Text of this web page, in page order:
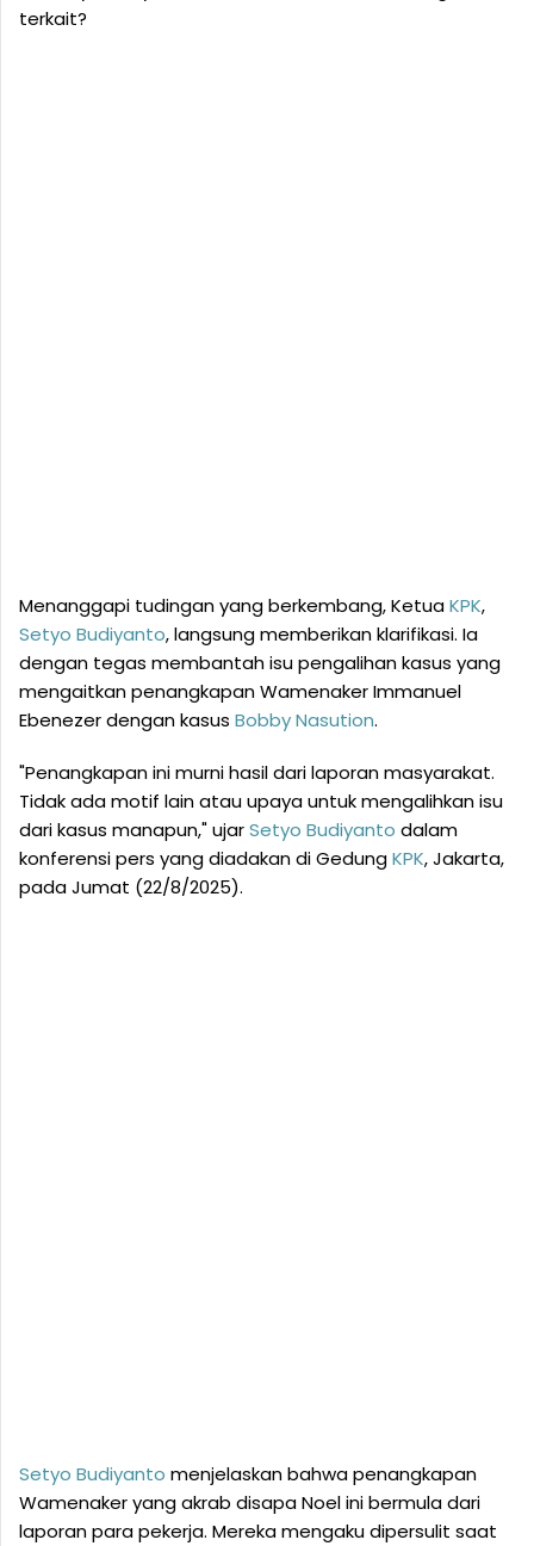
terkait?
Menanggapi tudingan yang berkembang, KetuaKPK,
Setyo Budiyanto, langsung memberikan klarifikasi. Ia
dengan tegas membantah isu pengalihan kasus yang
mengaitkan penangkapan Wamenaker Immanuel
Ebenezer dengan kasus Bobby Nasution.
"Penangkapan ini murni hasil dari laporan masyarakat.
Tidak ada motif lain atau upaya untuk mengalihkan isu
dari kasus manapun," ujarSetyo Budiyanto dalam
konferensi pers yang diadakan di GedungKPK, Jakarta,
pada Jumat (22/8/2025).
Setyo Budiyanto menjelaskan bahwa penangkapan
Wamenaker yang akrab disapa Noel ini bermula dari
laporan para pekerja. Mereka mengaku dipersulit saat